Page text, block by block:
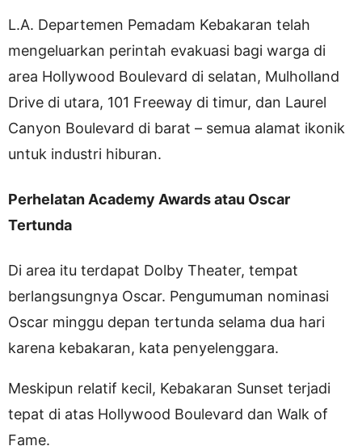
L.A. Departemen Pemadam Kebakaran telah
mengeluarkan perintah evakuasi bagi warga di
area Hollywood Boulevard di selatan, Mulholland
Drive di utara, 101 Freeway di timur, dan Laurel
Canyon Boulevard di barat – semua alamat ikonik
untuk industri hiburan.
Perhelatan Academy Awards atau Oscar
Tertunda
Di area itu terdapat Dolby Theater, tempat
berlangsungnya Oscar. Pengumuman nominasi
Oscar minggu depan tertunda selama dua hari
karena kebakaran, kata penyelenggara.
Meskipun relatif kecil, Kebakaran Sunset terjadi
tepat di atas Hollywood Boulevard dan Walk of
Fame.